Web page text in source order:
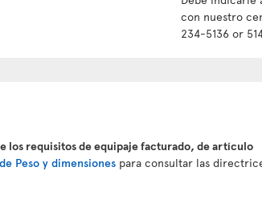
con nuestro
234-5136 or
los requisitos de equipaje facturado, de artículo
Peso y dimensiones para consultar las